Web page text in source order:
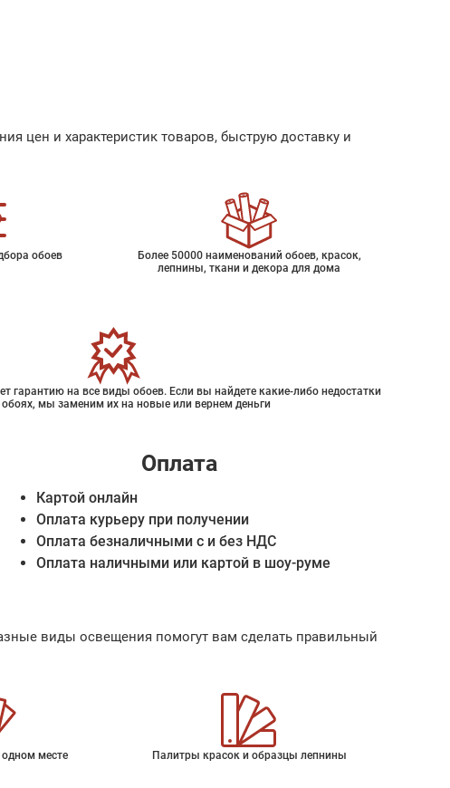
цен и характеристик товаров, быструю доставку и
обоев
Более 50000 наименований обоев, красок,
лепнины, ткани и декора для дома
гарантию на все виды обоев. Если вы найдете какие-либо недостатки
мы заменим их на новые или вернем деньги
Оплата
Картой онлайн
Оплата курьеру при получении
Оплата безналичными с и без НДС
Оплата наличными или картой в шоу-руме
виды освещения помогут вам сделать правильный
одном месте Палитры красок и образцы лепнины